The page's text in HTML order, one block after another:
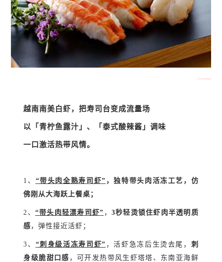
越南南美白虾，把寿司台变成流量场
以「青柠鱼露汁」、「泰式酸辣酱」调味
一口激活热带风情。
1、 “带头肉全熟寿司虾” ，独特带头肉活冻工艺， 仿
佛刚从大海跃上餐桌；
2、 “带头肉轻漂寿司虾” ， 3秒轻烫锁住虾肉半透明质
感 ，弹性接近活虾；
3、 “刺身级活冻寿司虾” ，活虾急冻后生烫去尾， 刺
身级脆甜口感 ，可开发热带风生虾塔塔、东南亚海鲜